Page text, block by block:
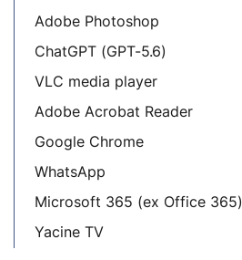
Adobe Photoshop
ChatGPT (GPT-5.6)
VLC media player
Adobe Acrobat Reader
Google Chrome
WhatsApp
Microsoft 365 (ex Office 365)
Yacine TV